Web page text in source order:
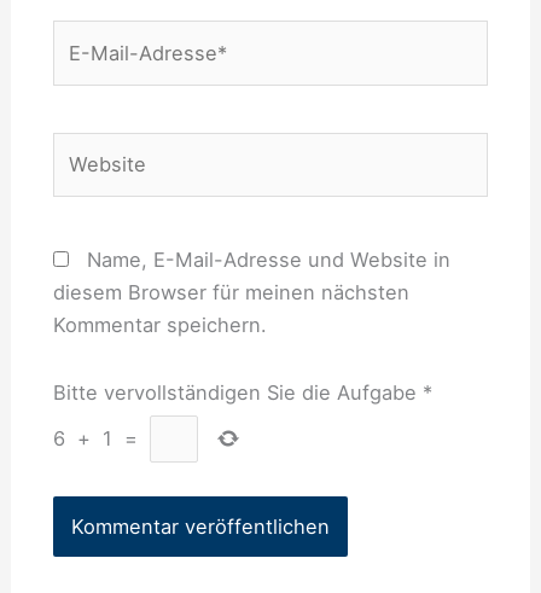
Mail-
Name, E-Mail-Adresse und Website in
diesem Browser für meinen nächsten
Kommentar speichern.
Bitte vervollständigen Sie die Aufgabe *
6 + 1 =